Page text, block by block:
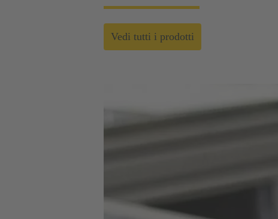
Vedi tutti i prodotti